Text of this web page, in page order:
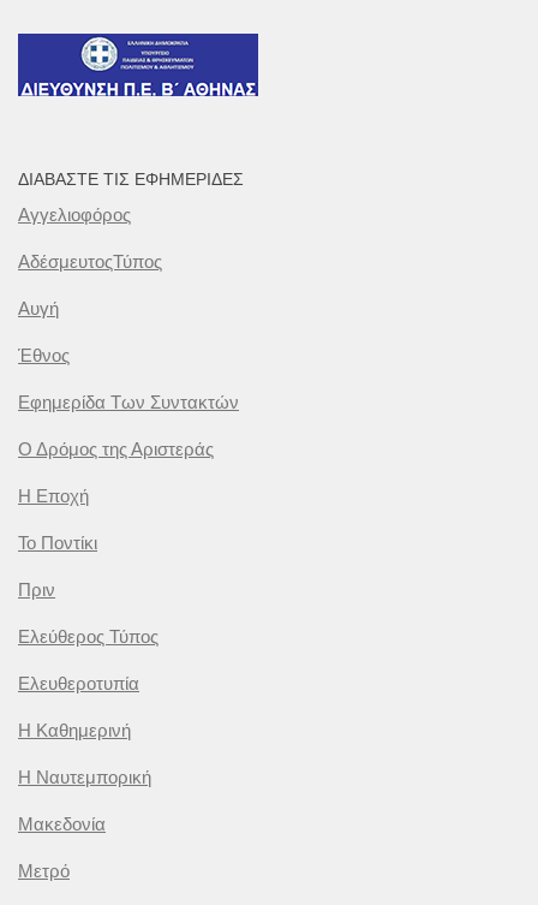
ΔΙΑΒΆΣΤΕ ΤΙΣ ΕΦΗΜΕΡΊΔΕΣ
Αγγελιοφόρος
ΑδέσμευτοςΤύπος
Αυγή
Έθνος
Εφημερίδα Των Συντακτών
Ο Δρόμος της Αριστεράς
Η Εποχή
Το Ποντίκι
Πριν
Ελεύθερος Τύπος
Ελευθεροτυπία
Η Καθημερινή
Η Ναυτεμπορική
Μακεδονία
Μετρό